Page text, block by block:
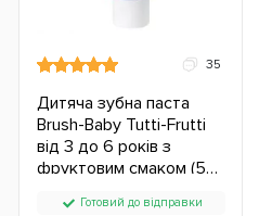
35
Дитяча зубна паста
Brush-Baby Tutti-Frutti
від 3 до 6 років з
фруктовим смаком (50
Готовий до відправки